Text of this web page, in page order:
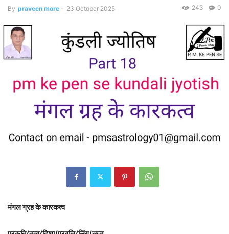
By praveen more - 23 October 2025 0
243
मंगल ग्रह के कारकत्व